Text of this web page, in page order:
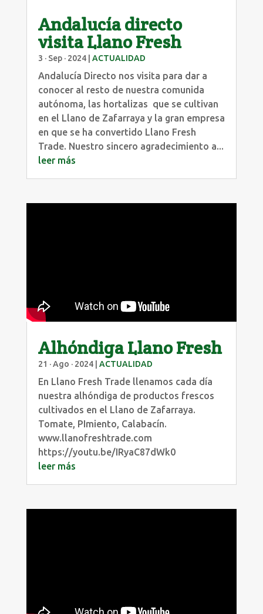
Andalucía directo
visita Llano Fresh
3 · Sep · 2024| ACTUALIDAD
Andalucía Directo nos visita para dar a
conocer al resto de nuestra comunida
autónoma, las hortalizas que se cultivan
en el Llano de Zafarraya y la gran empresa
en que se ha convertido Llano Fresh
Trade. Nuestro sincero agradecimiento a...
leer más
Alhóndiga Llano Fresh
21 · Ago · 2024| ACTUALIDAD
En Llano Fresh Trade llenamos cada día
nuestra alhóndiga de productos frescos
cultivados en el Llano de Zafarraya.
Tomate, PImiento, Calabacín.
www.llanofreshtrade.com
https://youtu.be/IRyaC87dWk0
leer más